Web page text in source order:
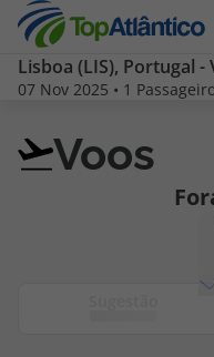
Destinos
por
Lisboa (LIS), Portugal -
07 Nov 2025 • 1
Voos